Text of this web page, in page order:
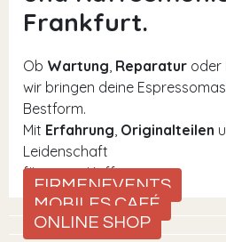
Frankfurt.
Ob Wartung, Reparatur oder
wir bringen deine
Bestform.
Mit Erfahrung, Originalteilen
Leidenschaft
für guten Kaffee.
FIRMENEVENTS
MOBILES CAFÉ
ONLINE SHOP